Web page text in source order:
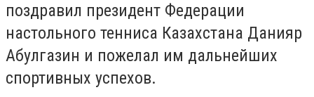
поздравил президент Федерации
настольного тенниса Казахстана Данияр
Абулгазин и пожелал им дальнейших
спортивных успехов.